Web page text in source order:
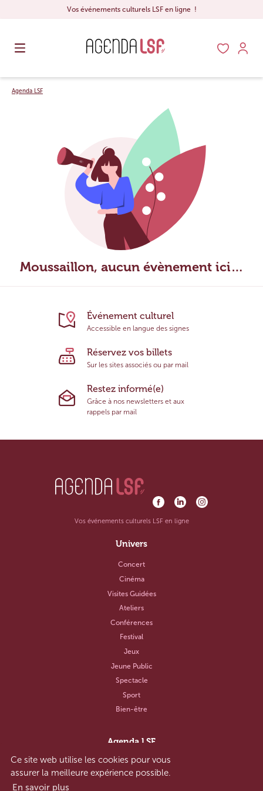
Ce site web utilise les cookies pour vous
assurer la meilleure expérience possible.
En savoir plus
Vos événements culturels LSF en ligne !
Agenda LSF
Moussaillon, aucun évènement ici…
Événement culturel
Accessible en langue des signes
Réservez vos billets
Sur les sites associés ou par mail
Restez informé(e)
Grâce à nos newsletters et aux
rappels par mail
Vos événements culturels LSF en ligne
Univers
Concert
Cinéma
Visites Guidées
Ateliers
Conférences
Festival
Jeux
Jeune Public
Spectacle
Sport
Bien-être
Agenda LSF
Notre concept
Aide et contact